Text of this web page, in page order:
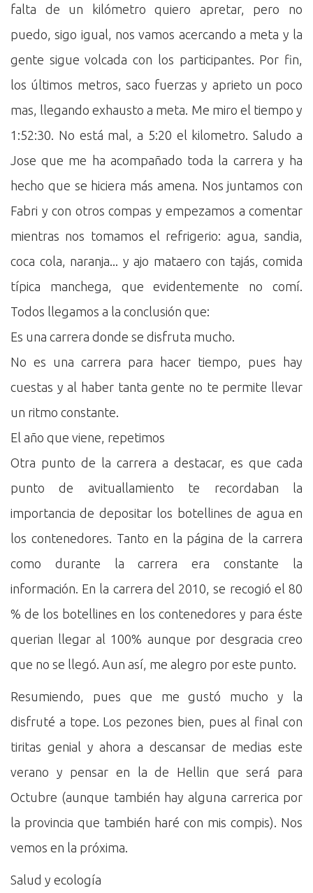
falta de un kilómetro quiero apretar, pero no
puedo, sigo igual, nos vamos acercando a meta y la
gente sigue volcada con los participantes. Por fin,
los últimos metros, saco fuerzas y aprieto un poco
mas, llegando exhausto a meta. Me miro el tiempo y
1:52:30. No está mal, a 5:20 el kilometro. Saludo a
Jose que me ha acompañado toda la carrera y ha
hecho que se hiciera más amena. Nos juntamos con
Fabri y con otros compas y empezamos a comentar
mientras nos tomamos el refrigerio: agua, sandia,
coca cola, naranja... y ajo mataero con tajás, comida
típica manchega, que evidentemente no comí.
Todos llegamos a la conclusión que:
Es una carrera donde se disfruta mucho.
No es una carrera para hacer tiempo, pues hay
cuestas y al haber tanta gente no te permite llevar
un ritmo constante.
El año que viene, repetimos
Otra punto de la carrera a destacar, es que cada
punto de avituallamiento te recordaban la
importancia de depositar los botellines de agua en
los contenedores. Tanto en la página de la carrera
como durante la carrera era constante la
información. En la carrera del 2010, se recogió el 80
% de los botellines en los contenedores y para éste
querian llegar al 100% aunque por desgracia creo
que no se llegó. Aun así, me alegro por este punto.
Resumiendo, pues que me gustó mucho y la
disfruté a tope. Los pezones bien, pues al final con
tiritas genial y ahora a descansar de medias este
verano y pensar en la de Hellin que será para
Octubre (aunque también hay alguna carrerica por
la provincia que también haré con mis compis). Nos
vemos en la próxima.
Salud y ecología